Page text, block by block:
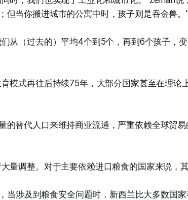
但当你搬进城市的公寓中时，孩子则是吞金兽。
从（过去的）平均4个到5个，再到6个孩子，
模式再往后持续75年，大部分国家甚至在理论
的替代人口来维持商业流通，严重依赖全球贸
量调整。对于主要依赖进口粮食的国家来说，
当涉及到粮食安全问题时，新西兰比大多数国家